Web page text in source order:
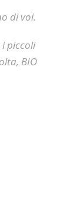
di voi.
piccoli
BIO